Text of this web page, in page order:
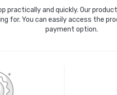
practically and quickly. Our
for. You can easily access the
payment option.